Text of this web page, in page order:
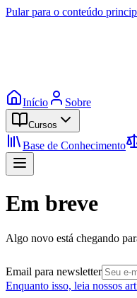
Pular para o conteúdo
Início Sobre
Cursos
Base de Conhecimento
Em breve
Algo novo está chegando
Email para newsletter
Enquanto isso, leia nossos